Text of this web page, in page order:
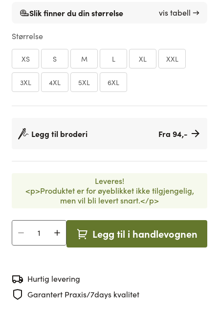
Slik finner du din størrelse vis tabell →
Størrelse
XS S M L XL XXL
3XL 4XL 5XL 6XL
Legg til broderi Fra 94,-
Leveres!
<p>Produktet er for øyeblikket ikke tilgjengelig,
men vil bli levert snart.</p>
Antall Legg til i handlevognen
Hurtig levering
Garantert Praxis/7days kvalitet